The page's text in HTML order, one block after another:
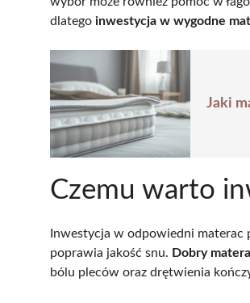
dlatego inwestycja w wygodne
Jaki
Czemu warto
Inwestycja w odpowiedni materac
poprawia jakość snu. Dobry
bólu pleców oraz drętwienia